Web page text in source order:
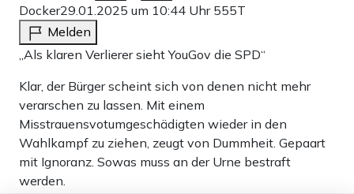
Docker29.01.2025 um 10:44 Uhr 555T
Melden
„Als klaren Verlierer sieht YouGov die SPD“
Klar, der Bürger scheint sich von denen nicht mehr
verarschen zu lassen. Mit einem
Misstrauensvotumgeschädigten wieder in den
Wahlkampf zu ziehen, zeugt von Dummheit. Gepaart
mit Ignoranz. Sowas muss an der Urne bestraft
werden.